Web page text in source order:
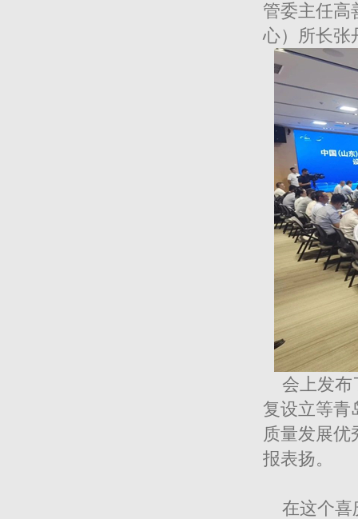
管委主任高
心）所长张
会上发布
复设立等青
质量发展优
报表扬。
在这个喜